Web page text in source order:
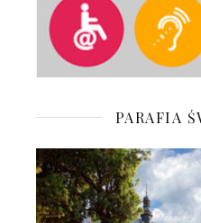
PARAFIA